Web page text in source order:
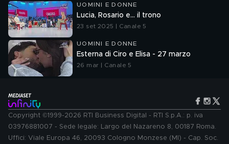
UOMINI E DONNE
Lucia, Rosario e... il trono
23 set 2025 | Canale 5
UOMINI E DONNE
Esterna di Ciro e Elisa - 27 marzo
26 mar | Canale 5
Copyright ©1999-2026 RTI Business Digital - RTI S.p.A.: p. iva
03976881007 - Sede legale: Largo del Nazareno 8, 00187 Roma.
Uffici: Viale Europa 46, 20093 Cologno Monzese (MI) - Cap. Soc.